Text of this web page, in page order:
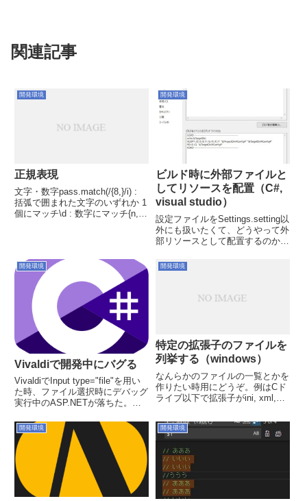
関連記事
開発環境
正規表現
文字・数字pass.match(/{8,}/i) :
括弧で囲まれた文字のいずれか 1
個にマッチ\d : 数字にマッチ{n,
開発環境
ビルド時に外部ファイルと
してリソースを配置（C#,
visual studio）
設定ファイルをSettings.setting以
外にも扱いたくて、どうやって外
部リソースとして配置するのか若
ト右クリック → プロパティ →
ビルドイベントからビルド後イベ
を書いて...
開発環境
Vivaldiで開発中にバグる
VivaldiでInput type="file"を用い
た時、ファイル選択時にデバッグ
実行中のASP.NETが落ちた。
イアント操作でサーバー側が落ち
る理由が意味不明だが、
Chromium系とはいえ処理が異...
開発環境
特定の拡張子のファイルを
列挙する（windows）
なんらかのファイルの一覧とかを
作りたい時用にどうぞ。例はCド
ライブ以下で拡張子がini, xml,
dir /s /b C:\*.ini C:\*.xml
C:\*.json/bディレクトリとファイ
ルの一覧...
開発環境 開発環境